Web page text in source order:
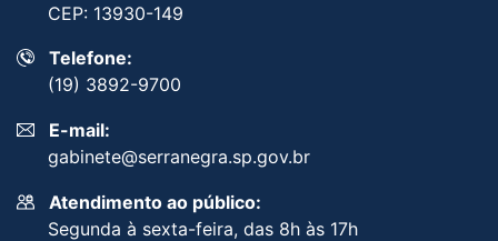
CEP: 13930-149
Telefone:
(19) 3892-9700
E-mail:
gabinete@serranegra.sp.gov.br
Atendimento ao público:
Segunda à sexta-feira, das 8h às 17h